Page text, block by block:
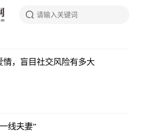
情，盲目社交风险有多大
线夫妻”